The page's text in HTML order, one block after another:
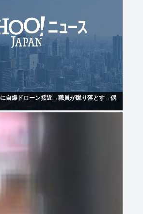
に自爆ドローン接近→職員が蹴り落とす→偶